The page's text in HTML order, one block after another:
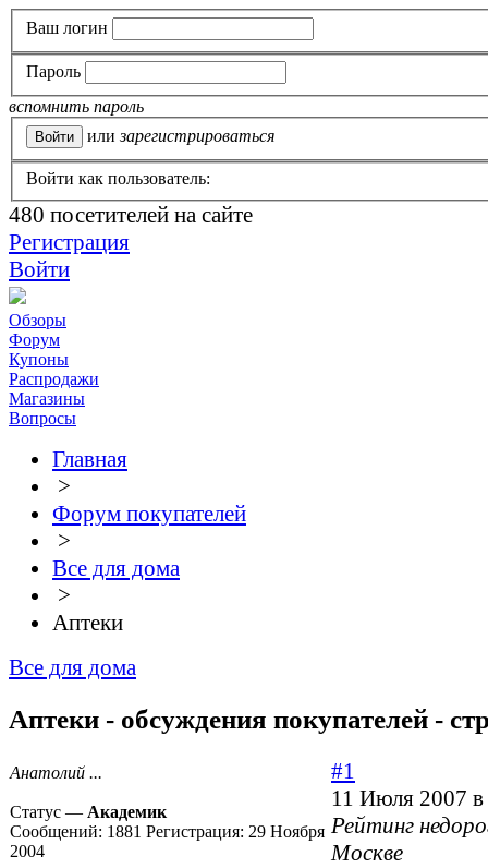
Ваш логин
Пароль
вспомнить пароль
или зарегистрироваться
Войти как пользователь:
480 посетителей на сайте
Регистрация
Войти
Обзоры
Форум
Купоны
Распродажи
Магазины
Вопросы
Главная
>
Форум покупателей
>
Все для дома
>
Аптеки
Все для дома
Аптеки - обсуждения покупателей -
Анатолий ...
Статус — Академик
Сообщений: 1881 Регистрация: 29 Ноября
2004
#1
11 Июля 2007
Рейтинг
Москве